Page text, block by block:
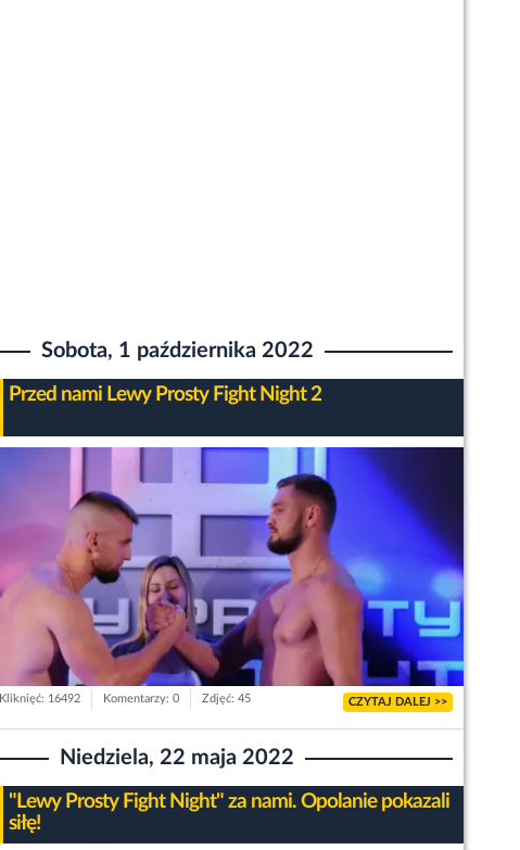
Sobota, 1 października 2022
Przed nami Lewy Prosty Fight Night 2
Kliknięć: 16492 Komentarzy: 0 Zdjęć: 45 CZYTAJ DALEJ >>
Niedziela, 22 maja 2022
"Lewy Prosty Fight Night" za nami. Opolanie pokazali
siłę!